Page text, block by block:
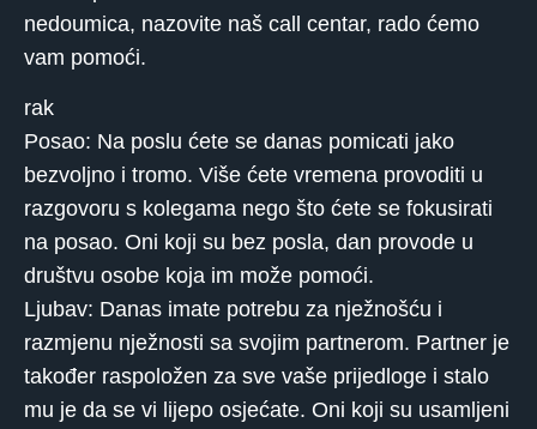
nedoumica, nazovite naš call centar, rado ćemo
vam pomoći.
rak
Posao: Na poslu ćete se danas pomicati jako
bezvoljno i tromo. Više ćete vremena provoditi u
razgovoru s kolegama nego što ćete se fokusirati
na posao. Oni koji su bez posla, dan provode u
društvu osobe koja im može pomoći.
Ljubav: Danas imate potrebu za nježnošću i
razmjenu nježnosti sa svojim partnerom. Partner je
također raspoložen za sve vaše prijedloge i stalo
mu je da se vi lijepo osjećate. Oni koji su usamljeni